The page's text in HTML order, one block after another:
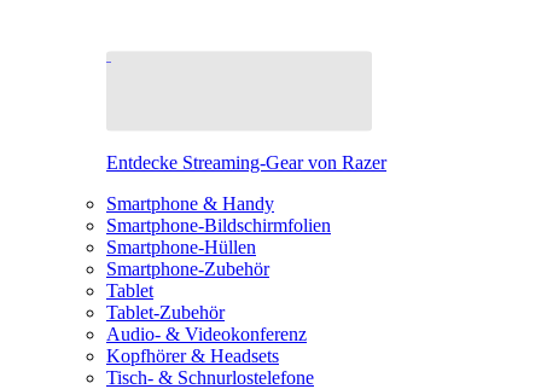
Entdecke Streaming-Gear von Razer
Smartphone & Handy
Smartphone-Bildschirmfolien
Smartphone-Hüllen
Smartphone-Zubehör
Tablet
Tablet-Zubehör
Audio- & Videokonferenz
Kopfhörer & Headsets
Tisch- & Schnurlostelefone